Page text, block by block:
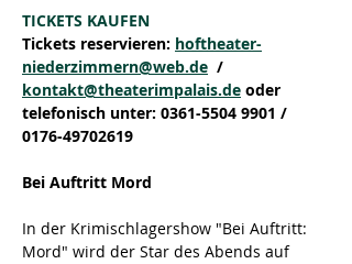
TICKETS KAUFEN
Tickets reservieren: hoftheater-
niederzimmern@web.de
  /
kontakt@theaterimpalais.de oder
telefonisch unter: 0361-5504 9901 /
0176-49702619
Bei Auftritt Mord
In der Krimischlagershow "Bei Auftritt:
Mord" wird der Star des Abends auf